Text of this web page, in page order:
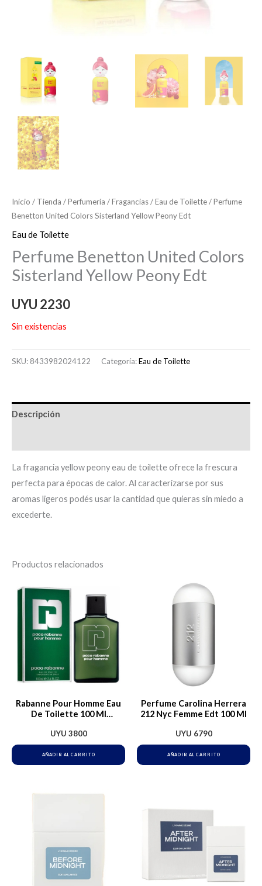
Inicio / Tienda /Perfumería /Fragancias/Eau de Toilette/ Perfume
Benetton United Colors Sisterland Yellow Peony Edt
Eau de Toilette
Perfume Benetton United Colors
Sisterland Yellow Peony Edt
UYU 2230
Sin existencias
SKU: 8433982024122 Categoría:Eau de Toilette
Descripción
La fragancia yellow peony eau de toilette ofrece la frescura
perfecta para épocas de calor. Al caracterizarse por sus
aromas ligeros podés usar la cantidad que quieras sin miedo a
excederte.
Productos relacionados
Rabanne Pour Homme Eau
De Toilette 100 Ml
100ml Para Hombre
UYU 3800
AÑADIR AL CARRITO
Perfume Carolina Herrera
212 Nyc Femme Edt 100 Ml
UYU 6790
AÑADIR AL CARRITO